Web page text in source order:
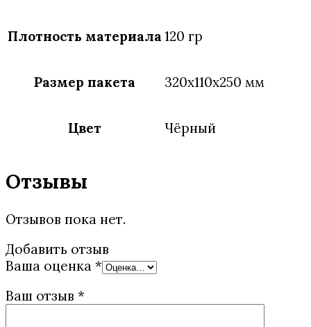
Плотность материала 120 гр
Размер пакета 320х110х250 мм
Цвет Чёрный
Отзывы
Отзывов пока нет.
Добавить отзыв
Ваша оценка *
Ваш отзыв *